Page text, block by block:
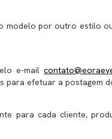
por outro estilo
e-mail
efetuar a postagem
para cada cliente,